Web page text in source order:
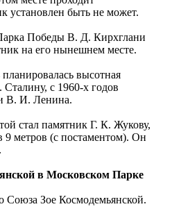
установлен быть не может.
Победы В. Д. Кирхглани
на его нынешнем месте.
высотная
с 1960-х годов
В. И. Ленина.
стал памятник Г. К. Жукову,
метров (с постаментом). Он
в Московском Парке
Союза Зое Космодемьянской.